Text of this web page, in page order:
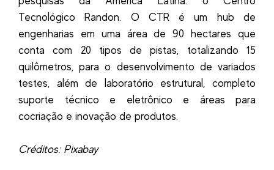
Tecnológico Randon. O CTR é um hub de
engenharias em uma área de 90 hectares que
conta com 20 tipos de pistas, totalizando 15
quilômetros, para o desenvolvimento de variados
testes, além de laboratório estrutural, completo
suporte técnico e eletrônico e áreas para
cocriação e inovação de produtos.
Créditos: Pixabay